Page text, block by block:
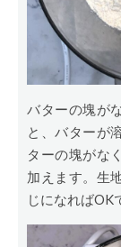
バターの塊が
と、バターが
ターの塊がな
加えます。生
じになればOK